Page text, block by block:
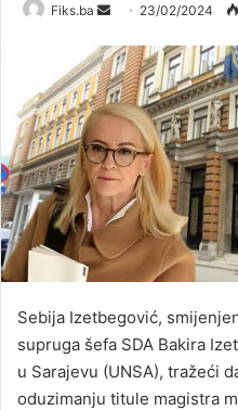
Fiks.ba
Send
email
23/02/2024
Sebija Izetbegović,
supruga šefa SDA Bakira
u Sarajevu (UNSA), tražeći
oduzimanju titule magistra